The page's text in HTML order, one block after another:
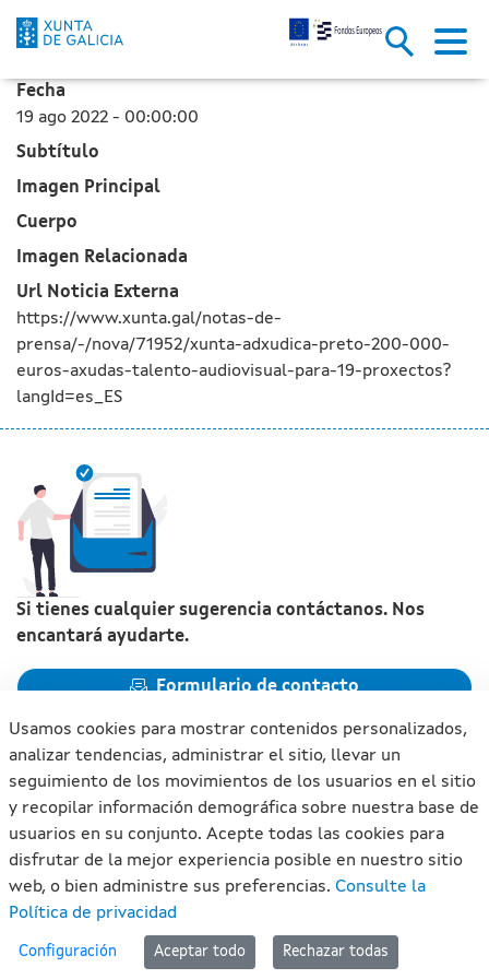
La Xunta adjudica cerca de
Saltar al contenido principal
Fecha
19 ago 2022 - 00:00:00
Subtítulo
Imagen Principal
Cuerpo
Imagen Relacionada
Url Noticia Externa
https://www.xunta.gal/notas-de-
prensa/-/nova/71952/xunta-adxudica-preto-200-000-
euros-axudas-talento-audiovisual-para-19-proxectos?
langId=es_ES
Si tienes cualquier sugerencia contáctanos. Nos
encantará ayudarte.
Formulario de contacto
Xunta de Galicia. Información mantenida y publicada en
internet por la Xunta de Galicia
Atención a la ciudadanía
Accesibilidad
Usamos cookies para mostrar contenidos personalizados,
analizar tendencias, administrar el sitio, llevar un
seguimiento de los movimientos de los usuarios en el sitio
y recopilar información demográfica sobre nuestra base de
usuarios en su conjunto. Acepte todas las cookies para
disfrutar de la mejor experiencia posible en nuestro sitio
web, o bien administre sus preferencias. Consulte la
Política de privacidad
Configuración Aceptar todo Rechazar todas